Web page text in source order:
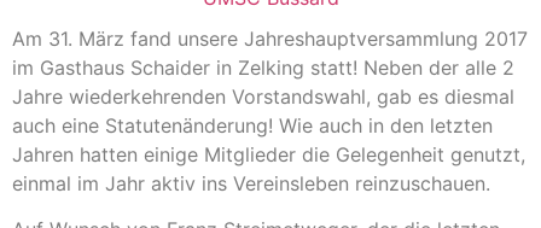
Am 31. März fand unsere Jahreshauptversammlung 2017
im Gasthaus Schaider in Zelking statt! Neben der alle 2
Jahre wiederkehrenden Vorstandswahl, gab es diesmal
auch eine Statutenänderung! Wie auch in den letzten
Jahren hatten einige Mitglieder die Gelegenheit genutzt,
einmal im Jahr aktiv ins Vereinsleben reinzuschauen.